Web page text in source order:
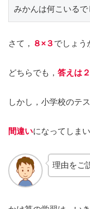
みかんは何こいるで
さて， ８×３ でしょう
どちらでも， 答えは
しかし，小学校のテ
間違いになってしまい
理由をご